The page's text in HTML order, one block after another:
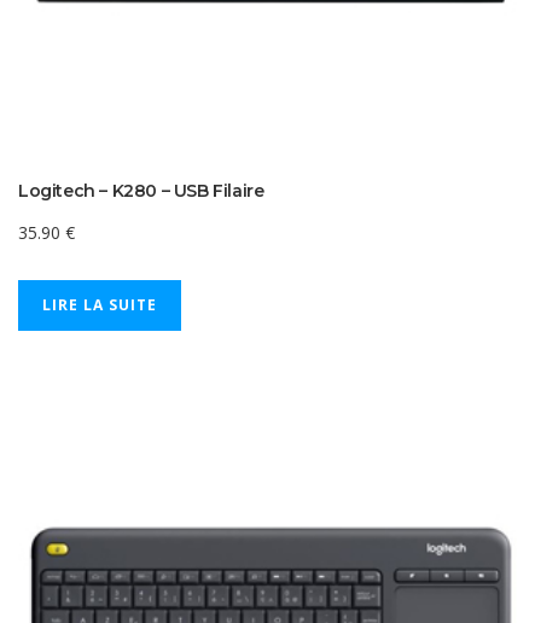
Logitech – K280 – USB Filaire
35.90 €
LIRE LA SUITE